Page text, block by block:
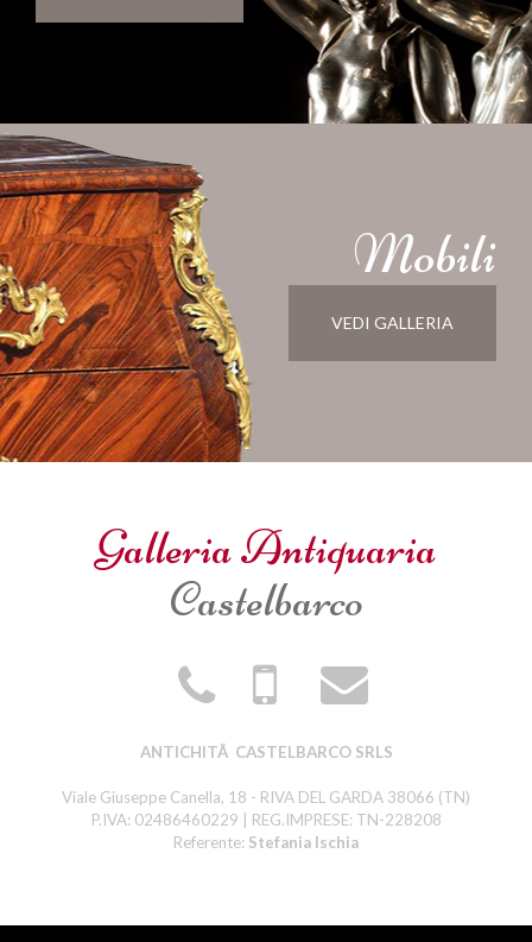
Mobili
VEDI GALLERIA
Galleria Antiquaria
Castelbarco
ANTICHITÃ CASTELBARCO SRLS
Viale Giuseppe Canella, 18 - RIVA DEL GARDA 38066 (TN)
P.IVA: 02486460229 | REG.IMPRESE: TN-228208
Referente: Stefania Ischia